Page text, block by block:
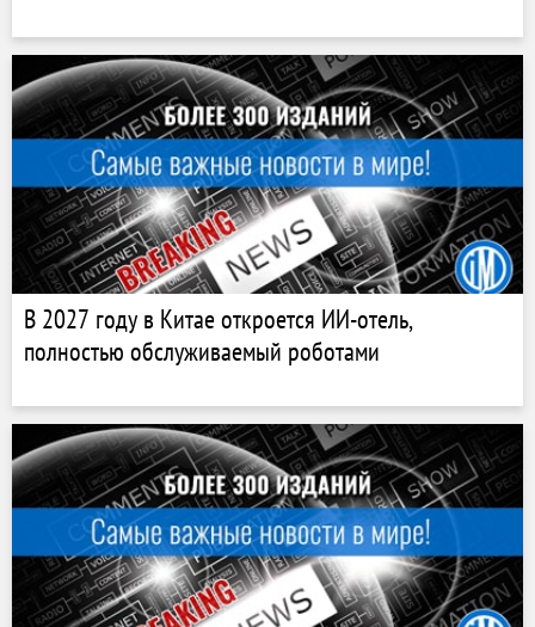
В 2027 году в Китае откроется ИИ-отель,
полностью обслуживаемый роботами